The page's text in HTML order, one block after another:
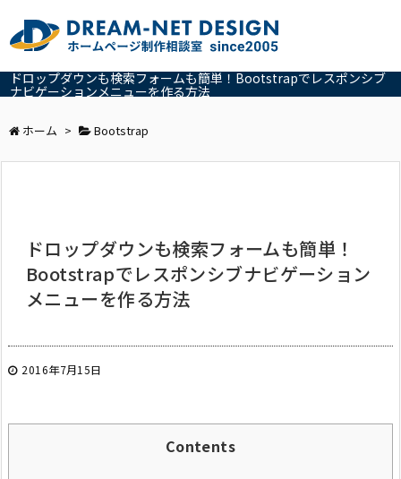
ドロップダウンも検索フォームも簡単！Bootstrapでレスポンシブ
ナビゲーションメニューを作る方法
ホーム > Bootstrap
ドロップダウンも検索フォームも簡単！
Bootstrapでレスポンシブナビゲーション
メニューを作る方法
2016年7月15日
Contents